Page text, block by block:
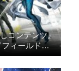
コンテンツ』
ィールドの